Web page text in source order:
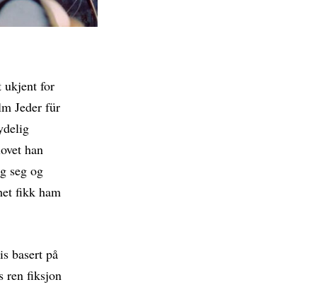
ukjent for
Jeder für
han
seg og
fikk ham
basert på
ren fiksjon